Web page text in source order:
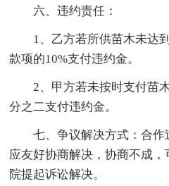
六、违约责任：
1、乙方若所供苗木未达
款项的10%支付违约金。
2、甲方若未按时支付苗
分之二支付违约金。
七、争议解决方式：合
应友好协商解决，协商不成
院提起诉讼解决。